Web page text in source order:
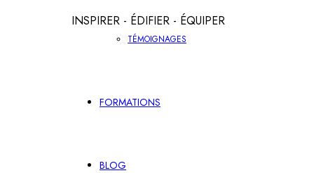
INSPIRER - ÉDIFIER - ÉQUIPER
TÉMOIGNAGES
FORMATIONS
BLOG